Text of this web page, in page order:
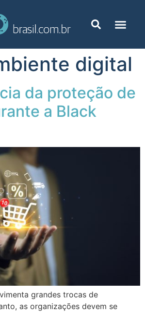
digital
da proteção de
a Black
grandes trocas de
as organizações devem se